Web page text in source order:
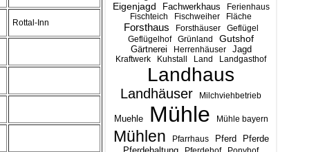
Eigenjagd Fachwerkhaus
Ferienhaus
Fischteich
Fischweiher Fläche
Forsthaus Forsthäuser
Geflügel
Geflügelhof
Grünland
Gutshof
Gärtnerei
Herrenhäuser Jagd
Kraftwerk Kuhstall Land Landgasthof
Landhaus
Landhäuser Milchviehbetrieb
Muehle Mühle Mühle bayern
Mühlen Pfarrhaus Pferd Pferde
Rottal-Inn